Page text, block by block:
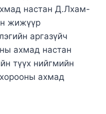
настан Д.Лхам-
жижүүр
аргазүйч
ахмад настан
түүх нийгмийн
ахмад